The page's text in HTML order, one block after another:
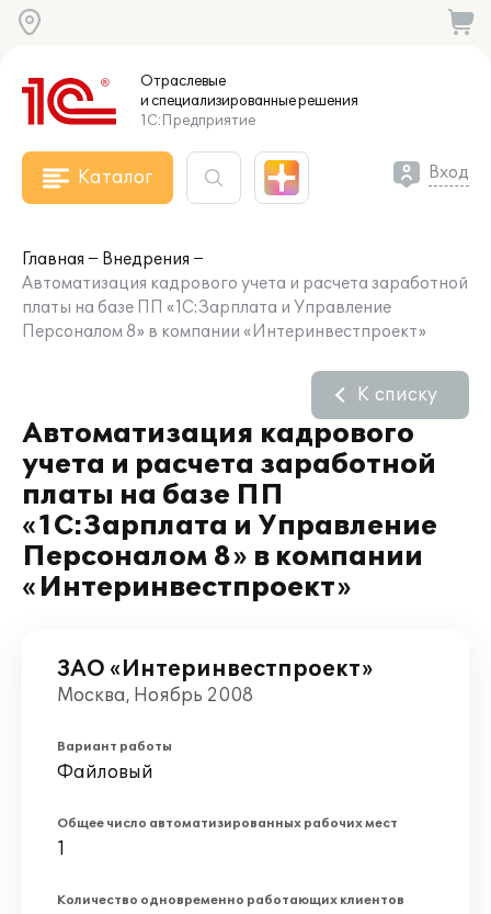
Отраслевые
и специализированныерешения
1С:Предприятие
Каталог Вход
Главная
Внедрения
Автоматизация кадрового учета и расчета заработной
платы на базе ПП «1С:Зарплата и Управление
Персоналом 8» в компании «Интеринвестпроект»
Автоматизация кадрового
учета и расчета заработной
платы на базе ПП
«1С:Зарплата и Управление
Персоналом 8» в компании
«Интеринвестпроект»
К списку
ЗАО «Интеринвестпроект»
Москва, Ноябрь 2008
Вариант работы
Файловый
Общее число автоматизированных рабочих мест
1
Количество одновременно работающих клиентов